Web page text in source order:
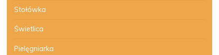
Stołówka
Świetlica
Pielęgniarka